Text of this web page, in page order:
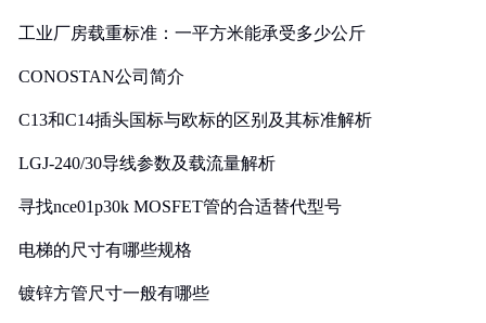
工业厂房载重标准：一平方米能承受多少公斤
CONOSTAN公司简介
C13和C14插头国标与欧标的区别及其标准解析
LGJ-240/30导线参数及载流量解析
寻找nce01p30k MOSFET管的合适替代型号
电梯的尺寸有哪些规格
镀锌方管尺寸一般有哪些